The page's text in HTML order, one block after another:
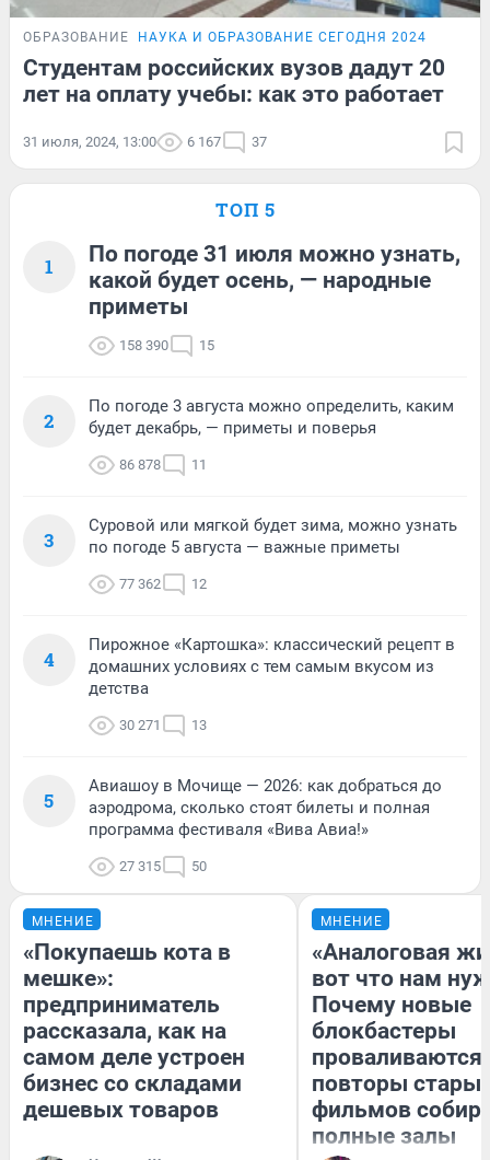
ОБРАЗОВАНИЕ НАУКА И ОБРАЗОВАНИЕ СЕГОДНЯ 2024
Студентам российских вузов дадут 20
лет на оплату учебы: как это работает
31 июля, 2024, 13:00 6 167 37
ТОП 5
1
По погоде 31 июля можно узнать,
какой будет осень, — народные
приметы
158 390 15
2
По погоде 3 августа можно определить, каким
будет декабрь, — приметы и поверья
86 878 11
3
Суровой или мягкой будет зима, можно узнать
по погоде 5 августа — важные приметы
77 362 12
4
Пирожное «Картошка»: классический рецепт в
домашних условиях с тем самым вкусом из
детства
30 271 13
5
Авиашоу в Мочище — 2026: как добраться до
аэродрома, сколько стоят билеты и полная
программа фестиваля «Вива Авиа!»
27 315 50
МНЕНИЕ
«Покупаешь кота в
мешке»:
предприниматель
рассказала, как на
самом деле устроен
бизнес со складами
дешевых товаров
МНЕНИЕ
«Аналоговая
вот что нам
Почему новые
блокбастеры
повторы
фильмов
полные залы